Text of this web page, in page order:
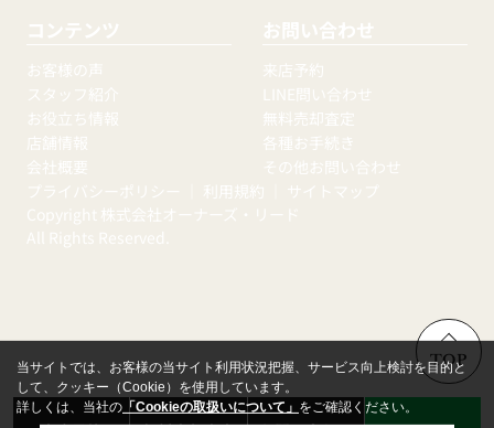
コンテンツ
お客様の声
スタッフ紹介
お役立ち情報
店舗情報
会社概要
お問い合わせ
来店予約
LINE問い合わせ
無料売却査定
各種お手続き
その他お問い合わせ
プライバシーポリシー
利用規約
サイトマップ
Copyright 株式会社オーナーズ・リード
All Rights Reserved.
TOP
当サイトでは、お客様の当サイト利用状況把握、サービス向上検討を目的と
して、クッキー（Cookie）を使用しています。
詳しくは、当社の 「Cookieの取扱いについて」 をご確認ください。